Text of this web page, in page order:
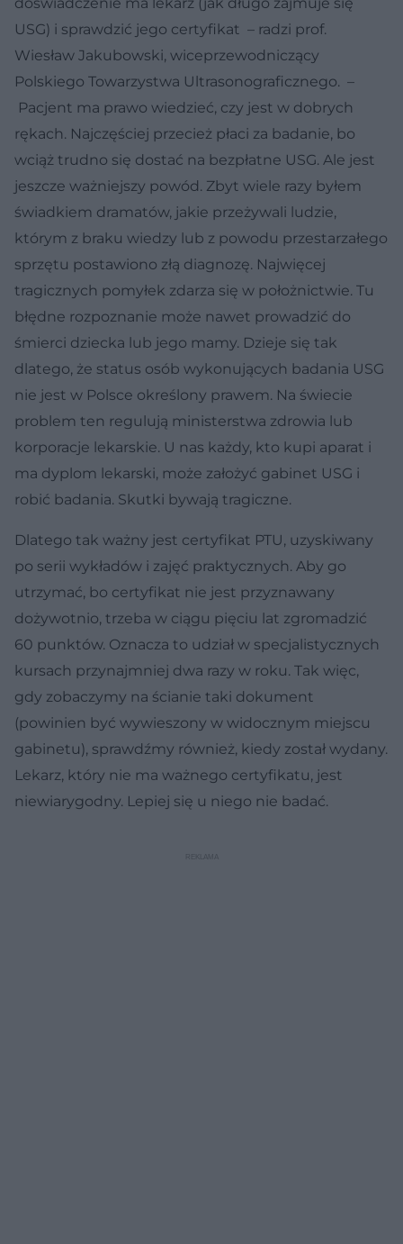
USG) i sprawdzić jego certyfikat – radzi prof.
Wiesław Jakubowski, wiceprzewodniczący
Polskiego Towarzystwa Ultrasonograficznego. –
Pacjent ma prawo wiedzieć, czy jest w dobrych
rękach. Najczęściej przecież płaci za badanie, bo
wciąż trudno się dostać na bezpłatne USG. Ale jest
jeszcze ważniejszy powód. Zbyt wiele razy byłem
świadkiem dramatów, jakie przeżywali ludzie,
którym z braku wiedzy lub z powodu przestarzałego
sprzętu postawiono złą diagnozę. Najwięcej
tragicznych pomyłek zdarza się w położnictwie. Tu
błędne rozpoznanie może nawet prowadzić do
śmierci dziecka lub jego mamy. Dzieje się tak
dlatego, że status osób wykonujących badania USG
nie jest w Polsce określony prawem. Na świecie
problem ten regulują ministerstwa zdrowia lub
korporacje lekarskie. U nas każdy, kto kupi aparat i
ma dyplom lekarski, może założyć gabinet USG i
robić badania. Skutki bywają tragiczne.
Dlatego tak ważny jest certyfikat PTU, uzyskiwany
po serii wykładów i zajęć praktycznych. Aby go
utrzymać, bo certyfikat nie jest przyznawany
dożywotnio, trzeba w ciągu pięciu lat zgromadzić
60 punktów. Oznacza to udział w specjalistycznych
kursach przynajmniej dwa razy w roku. Tak więc,
gdy zobaczymy na ścianie taki dokument
(powinien być wywieszony w widocznym miejscu
gabinetu), sprawdźmy również, kiedy został wydany.
Lekarz, który nie ma ważnego certyfikatu, jest
niewiarygodny. Lepiej się u niego nie badać.